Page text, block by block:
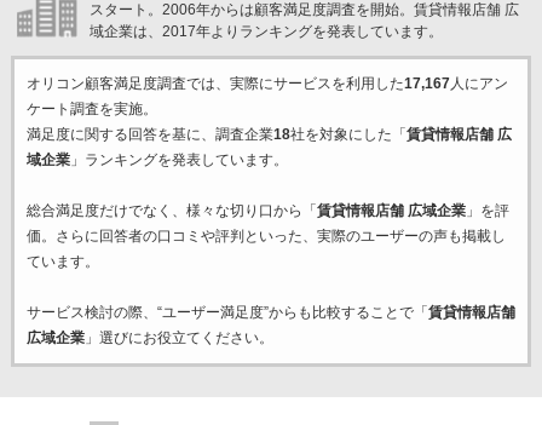
スタート。2006年からは顧客満足度調査を開始。賃貸情報店舗 広
域企業は、2017年よりランキングを発表しています。
オリコン顧客満足度調査では、実際にサービスを利用した17,167人にアン
ケート調査を実施。
満足度に関する回答を基に、調査企業18社を対象にした「 賃貸情報店舗 広
域企業」ランキングを発表しています。
総合満足度だけでなく、様々な切り口から「 賃貸情報店舗 広域企業」を評
価。さらに回答者の口コミや評判といった、実際のユーザーの声も掲載し
ています。
サービス検討の際、“ユーザー満足度”からも比較することで「 賃貸情報店舗
広域企業」選びにお役立てください。